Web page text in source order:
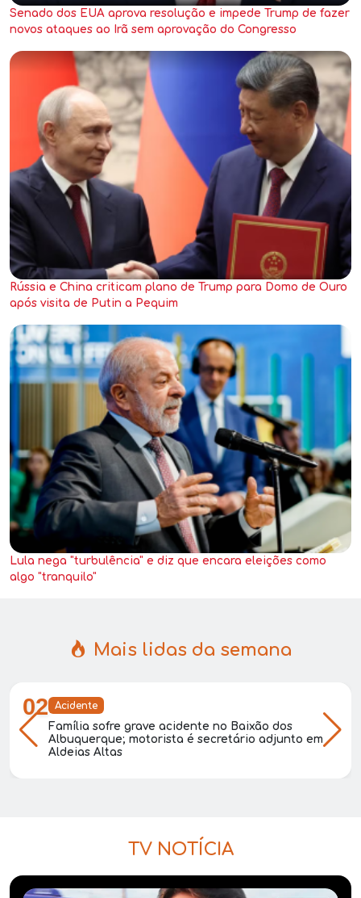
Senado dos EUA aprova resolução e impede Trump de fazer
novos ataques ao Irã sem aprovação do Congresso
Rússia e China criticam plano de Trump para Domo de Ouro
após visita de Putin a Pequim
Lula nega "turbulência" e diz que encara eleições como
algo "tranquilo"
Mais lidas da semana
02 Acidente
Família sofre grave acidente no Baixão dos
Albuquerque; motorista é secretário adjunto em
Aldeias Altas
TV NOTÍCIA